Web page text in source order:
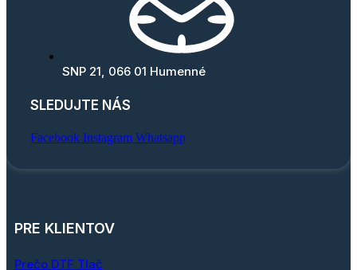
SNP 21, 066 01 Humenné
SLEDUJTE NÁS
Facebook Instagram Whatsapp
PRE KLIENTOV
Prečo DTF Tlač